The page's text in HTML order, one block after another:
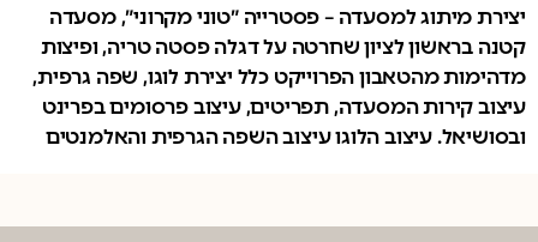
יצירת מיתוג למסעדה – פסטרייה ״טוני מקרוני״, מסעדה
קטנה בראשון לציון שחרטה על דגלה פסטה טריה, ופיצות
מדהימות מהטאבון הפרוייקט כלל יצירת לוגו, שפה גרפית,
עיצוב קירות המסעדה, תפריטים, עיצוב פרסומים בפרינט
ובסושיאל. עיצוב הלוגו עיצוב השפה הגרפית והאלמנטים